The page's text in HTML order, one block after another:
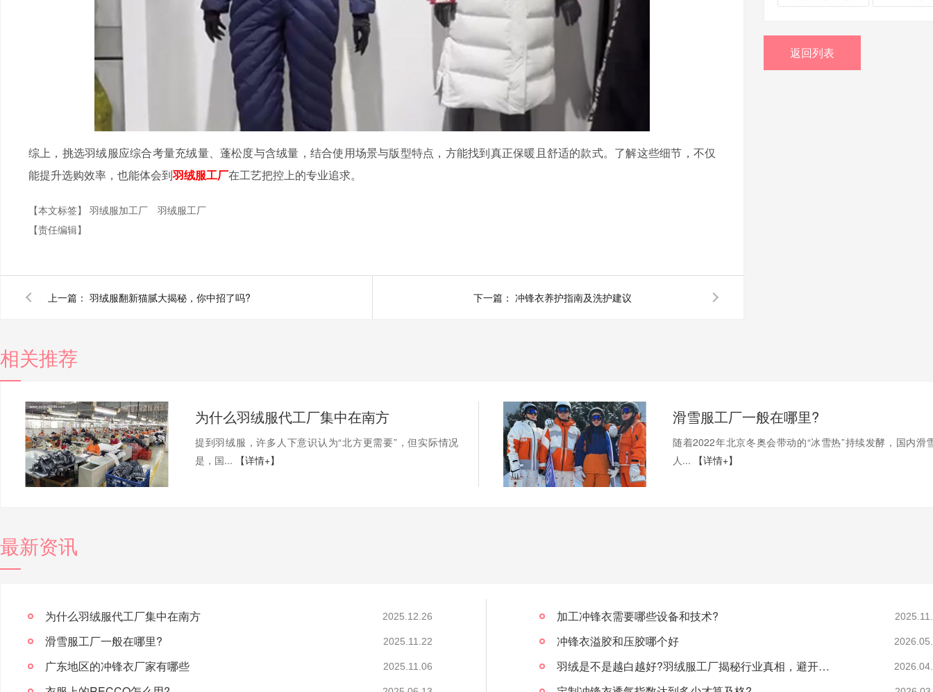
综上，挑选羽绒服应综合考量充绒量、蓬松度与含绒量，结合使用场景与版型特点，方能找到真正保暖且舒适的款式。了解这些细节，不仅
能提升选购效率，也能体会到羽绒服工厂在工艺把控上的专业追求。
【本文标签】 羽绒服加工厂
羽绒服工厂
【责任编辑】
上一篇： 羽绒服翻新猫腻大揭秘，你中招了吗? 下一篇： 冲锋衣养护指南及洗护建议
返回列表
相关推荐
为什么羽绒服代工厂集中在南方
提到羽绒服，许多人下意识认为“北方更需要”，但实际情况
是，国...
【详情+】
滑雪服工厂一般在哪里?
随着2022年北京冬奥会带动的“冰雪热”持续发酵，国内滑
人...
【详情+】
最新资讯
为什么羽绒服代工厂集中在南方 2025.12.26
滑雪服工厂一般在哪里? 2025.11.22
广东地区的冲锋衣厂家有哪些 2025.11.06
加工冲锋衣需要哪些设备和技术?
冲锋衣溢胶和压胶哪个好
羽绒是不是越白越好?羽绒服工厂揭秘行业真相，避开漂白绒陷阱